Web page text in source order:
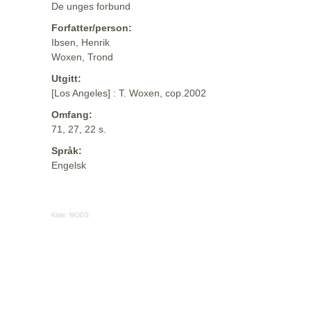
De unges forbund
Forfatter/person:
Ibsen, Henrik
Woxen, Trond
Utgitt:
[Los Angeles] : T. Woxen, cop.2002
Omfang:
71, 27, 22 s.
Språk:
Engelsk
Kilde: MODS